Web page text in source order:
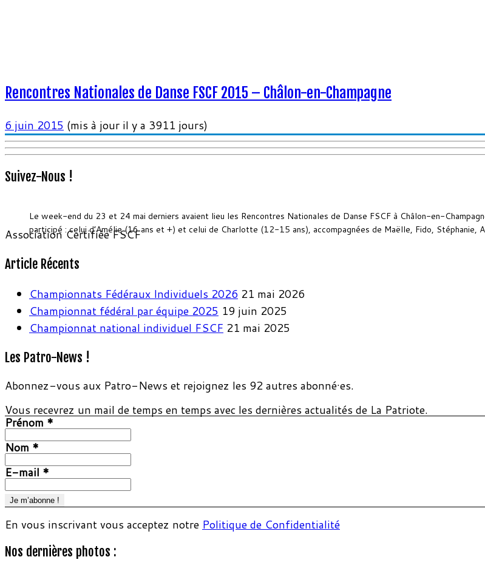
Le week-end du 23 et 24 mai derniers avaient lieu les Rencontres Nationales de Danse FSCF à Châlon-en-
participé : celui d’Amélie (16 ans et +) et celui de Charlotte (12-15 ans), accompagnées de Maëlle, Fido, Stéphanie,
Rencontres Nationales de Danse FSCF 2015 – Châlon-en-Champagne
6 juin 2015 (mis à jour il y a 3911 jours)
Suivez-Nous !
Association Certifiée FSCF
Article Récents
Championnats Fédéraux Individuels 2026 21 mai 2026
Championnat fédéral par équipe 2025 19 juin 2025
Championnat national individuel FSCF 21 mai 2025
Les Patro-News !
Abonnez-vous aux Patro-News et rejoignez les 92 autres abonné·es.
Vous recevrez un mail de temps en temps avec les dernières actualités de La Patriote.
Prénom *
Nom *
E-mail *
En vous inscrivant vous acceptez notre Politique de Confidentialité
Nos dernières photos :